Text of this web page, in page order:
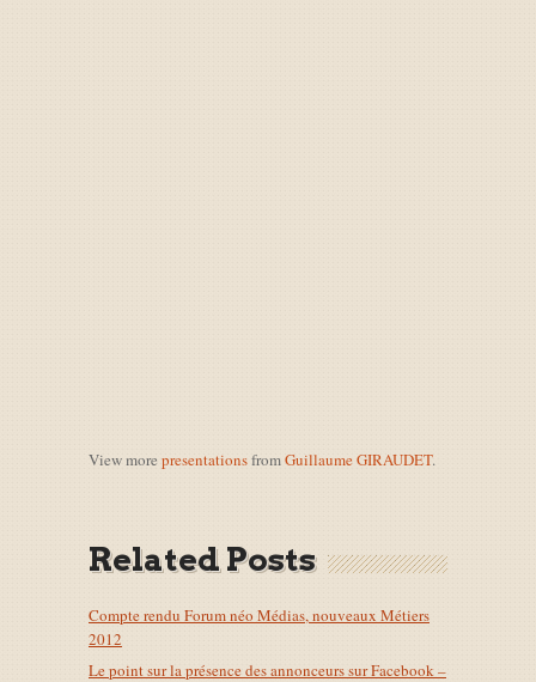
View more presentationsfromGuillaume GIRAUDET.
Related Posts
Compte rendu Forum néo Médias, nouveaux Métiers
2012
Le point sur la présence des annonceurs sur Facebook –